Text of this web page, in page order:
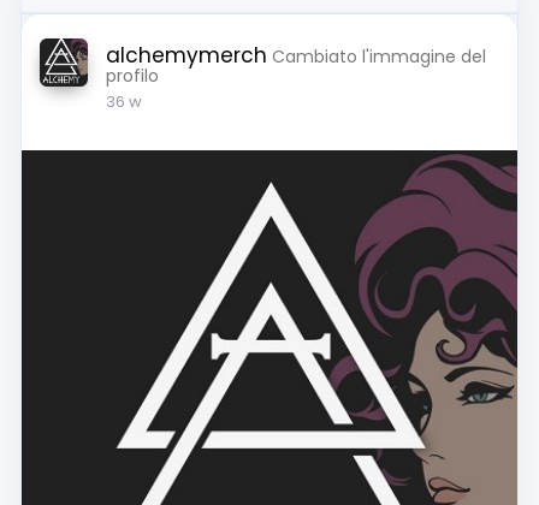
alchemymerch Cambiato l'immagine del
profilo
36 w